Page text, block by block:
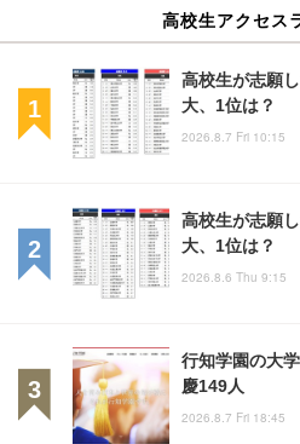
高校生アクセス
高校生が志願
大、1位は？
2026.8.7 Fri 10:15
高校生が志願
大、1位は？
2026.8.6 Thu 9:15
行知学園の大
慶149人
2026.8.7 Fri 18:45